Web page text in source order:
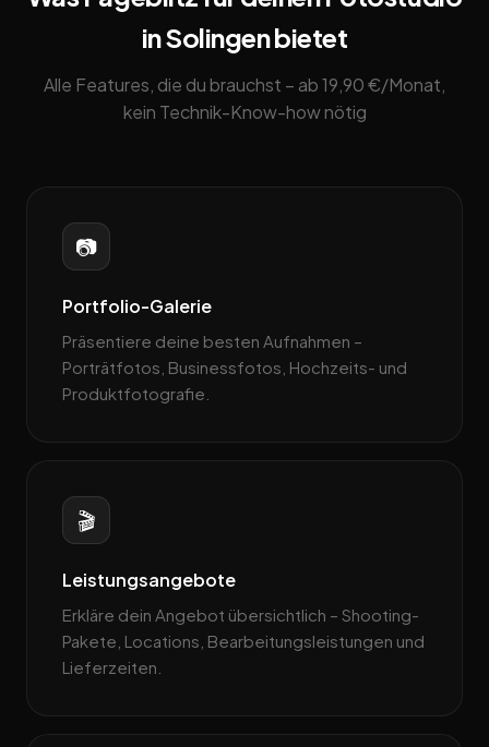
in Solingen bietet
Alle Features, die du brauchst – ab 19,90 €/Monat,
kein Technik-Know-how nötig
📷
Portfolio-Galerie
Präsentiere deine besten Aufnahmen –
Porträtfotos, Businessfotos, Hochzeits- und
Produktfotografie.
🎬
Leistungsangebote
Erkläre dein Angebot übersichtlich – Shooting-
Pakete, Locations, Bearbeitungsleistungen und
Lieferzeiten.